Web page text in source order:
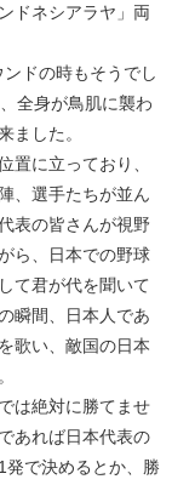
ドネシアラヤ」両
ドの時もそうでし
全身が鳥肌に襲わ
ました。
に立っており、
、選手たちが並ん
表の皆さんが視野
ら、日本での野球
て君が代を聞いて
瞬間、日本人であ
歌い、敵国の日本
は絶対に勝てませ
あれば日本代表の
で決めるとか、勝